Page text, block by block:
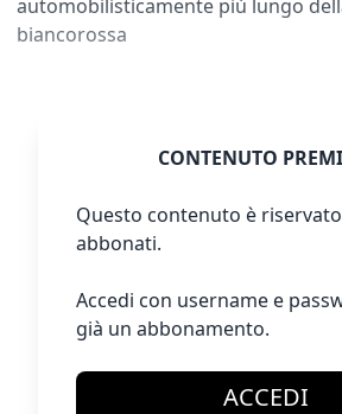
automobilisticamente più lungo
biancorossa
CONTENUTO
Questo contenuto è
abbonati.
Accedi con username e
già un abbonamento.
ACCEDI